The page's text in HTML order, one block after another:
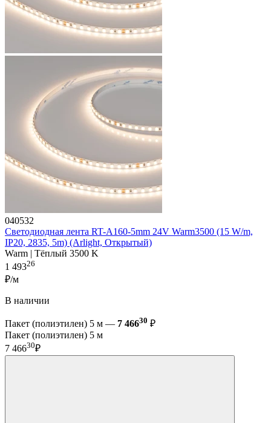
040532
Светодиодная лента RT-A160-5mm 24V Warm3500 (15 W/m,
IP20, 2835, 5m) (Arlight, Открытый)
Warm | Тёплый 3500 K
1 49326
₽/м
В наличии
Пакет (полиэтилен) 5 м — 7 46630 ₽
Пакет (полиэтилен) 5 м
7 46630₽